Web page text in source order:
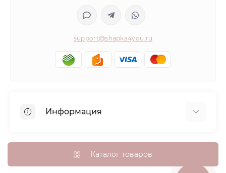
support@shapka4you.ru
Информация
Доставка, оплата и бонусные баллы
Гарантия возврата
Каталог товаров